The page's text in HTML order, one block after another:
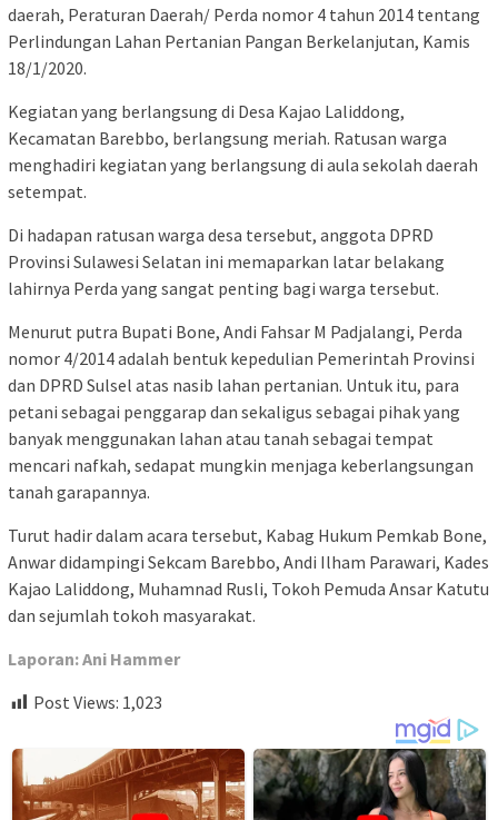
daerah, Peraturan Daerah/ Perda nomor 4 tahun 2014 tentang
Perlindungan Lahan Pertanian Pangan Berkelanjutan, Kamis
18/1/2020.
Kegiatan yang berlangsung di Desa Kajao Laliddong,
Kecamatan Barebbo, berlangsung meriah. Ratusan warga
menghadiri kegiatan yang berlangsung di aula sekolah daerah
setempat.
Di hadapan ratusan warga desa tersebut, anggota DPRD
Provinsi Sulawesi Selatan ini memaparkan latar belakang
lahirnya Perda yang sangat penting bagi warga tersebut.
Menurut putra Bupati Bone, Andi Fahsar M Padjalangi, Perda
nomor 4/2014 adalah bentuk kepedulian Pemerintah Provinsi
dan DPRD Sulsel atas nasib lahan pertanian. Untuk itu, para
petani sebagai penggarap dan sekaligus sebagai pihak yang
banyak menggunakan lahan atau tanah sebagai tempat
mencari nafkah, sedapat mungkin menjaga keberlangsungan
tanah garapannya.
Turut hadir dalam acara tersebut, Kabag Hukum Pemkab Bone,
Anwar didampingi Sekcam Barebbo, Andi Ilham Parawari, Kades
Kajao Laliddong, Muhamnad Rusli, Tokoh Pemuda Ansar Katutu
dan sejumlah tokoh masyarakat.
Laporan: Ani Hammer
Post Views: 1,023